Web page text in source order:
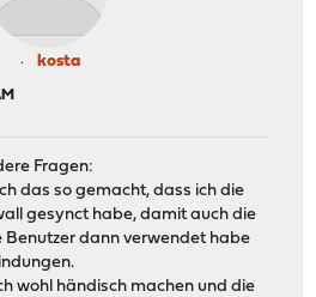
kosta
Fragen:
das so gemacht, dass ich die
gesynct habe, damit auch die
Benutzer dann verwendet habe
wohl händisch machen und die